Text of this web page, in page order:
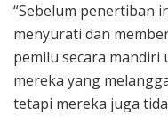
“Sebelum penertiban
menyurati dan
pemilu secara mandiri
mereka yang
tetapi mereka juga